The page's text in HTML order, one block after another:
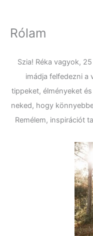
Rólam
Szia! Réka vagyok,
imádja felfedezni a
tippeket, élményeket
neked, hogy
Remélem, inspirációt